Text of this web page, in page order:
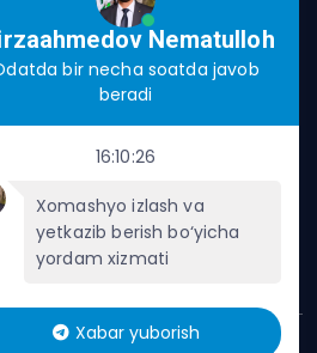
yo’lash
Nematulloh
bir necha soatda javob
beradi
16:10:26
Xomashyo izlash va
yetkazib berish bo‘yicha
yordam xizmati
Xabar yuborish